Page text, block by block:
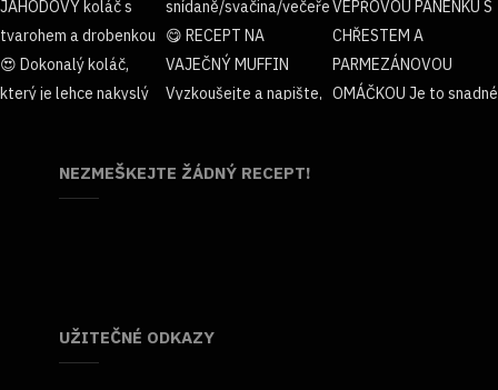
NEZMEŠKEJTE ŽÁDNÝ RECEPT!
UŽITEČNÉ ODKAZY